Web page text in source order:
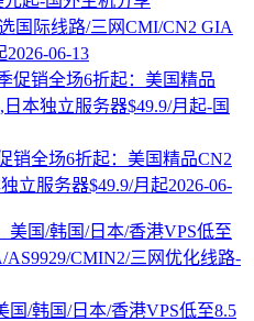
国际线路/三网CMI/CN2 GIA
2026-06-13
销全场6折起：美国精品CN2
立服务器$49.9/月起2026-06-
国/韩国/日本/香港VPS低至8.5